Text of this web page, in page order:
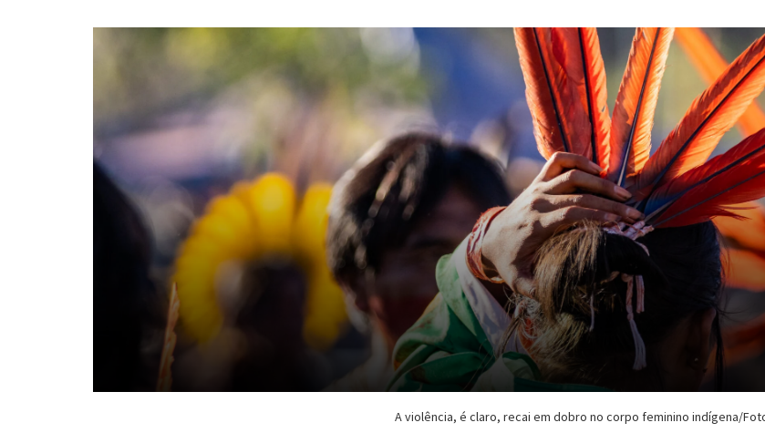
A violência, é claro, recai em dobro no corpo feminino indígena/